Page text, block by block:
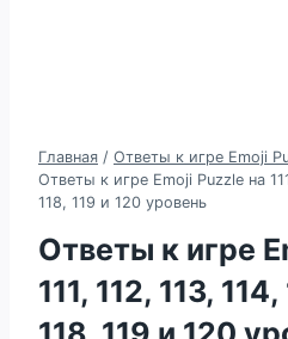
Главная / Ответы к игре Emoji
Ответы к игре Emoji Puzzle на
118, 119 и 120 уровень
Ответы к игре
111, 112, 113, 114,